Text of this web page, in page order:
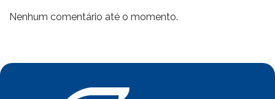
Nenhum comentário até o momento.